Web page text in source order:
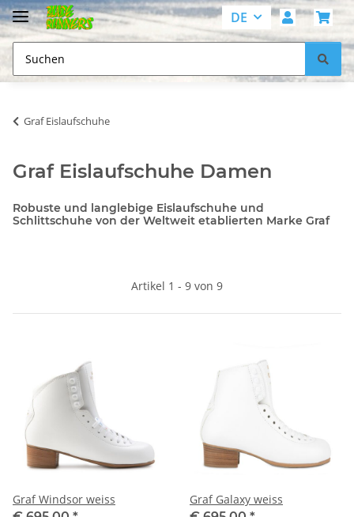
DE
Graf Eislaufschuhe
Graf Eislaufschuhe Damen
Robuste und langlebige Eislaufschuhe und
Schlittschuhe von der Weltweit etablierten Marke Graf
Artikel 1 - 9 von 9
Graf Windsor weiss
Graf Galaxy weiss